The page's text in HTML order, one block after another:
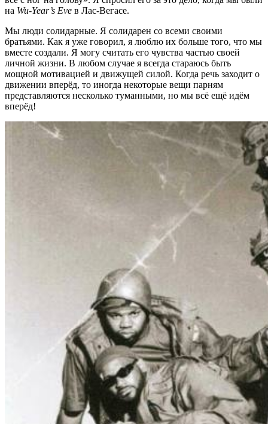
на Wu-Year’s Eve в Лас-Вегасе.
Мы люди солидарные. Я солидарен со всеми своими
братьями. Как я уже говорил, я люблю их больше того, что мы
вместе создали. Я могу считать его чувства частью своей
личной жизни. В любом случае я всегда стараюсь быть
мощной мотивацией и движущей силой. Когда речь заходит о
движении вперёд, то иногда некоторые вещи парням
представляются несколько туманными, но мы всё ещё идём
вперёд!